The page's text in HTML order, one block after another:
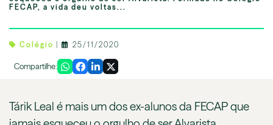
FECAP, a vida deu voltas...
Colégio 25/11/2020
Compartilhe:
Tárik Leal é mais um dos ex-alunos da FECAP que